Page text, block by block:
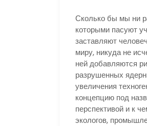
Сколько бы мы ни
которыми пасуют
заставляют
миру, никуда не
ней добавляются
разрушенных
увеличения
концепцию под
перспективой и к
экологов,